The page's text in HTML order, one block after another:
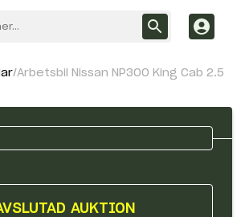
Arbetsbil Nissan NP300 King Cab 2.5
AUKTION